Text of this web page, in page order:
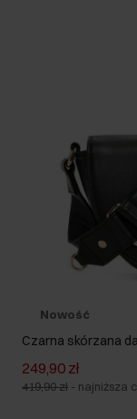
Nowość
Czarna skórzana
249,90 zł
419,90 zł - najniższa